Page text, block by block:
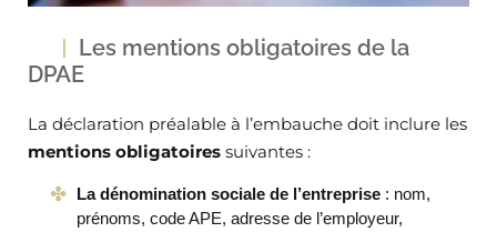
Les mentions obligatoires de la
DPAE
La déclaration préalable à l’embauche doit inclure les
mentions obligatoires suivantes :
La dénomination sociale de l’entreprise : nom,
prénoms, code APE, adresse de l’employeur,